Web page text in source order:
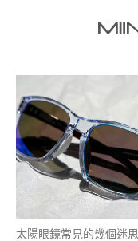
太陽眼鏡常見的幾個迷思